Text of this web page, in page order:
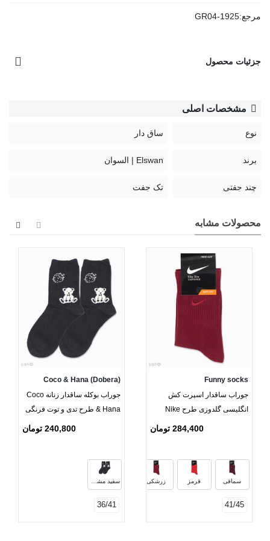
مرجع:GR04-1925
جزئیات محصول
مشخصات اصلی
نوع ساق دار
برند Elswan | السوان
چند جفتی تک جفت
محصولات مشابه
Funny socks
جوراب ساقدار اسپرت کش
انگلیسی گلدوزی طرح Nike
284,400 تومان
سماقی قرمز زرشکی
41/45
Coco & Hana (Dobera)
جوراب بوکله ساقدار زنانه Coco
& Hana طرح تدی و توت فرنگی
240,800 تومان
سفید مشکی
36/41